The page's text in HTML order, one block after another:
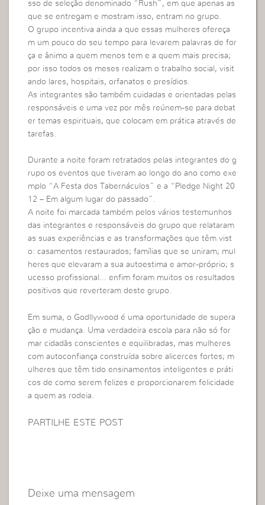
sso de seleção denominado “Rush”, em que apenas as
que se entregam e mostram isso, entram no grupo.
O grupo incentiva ainda a que essas mulheres ofereça
m um pouco do seu tempo para levarem palavras de for
ça e ânimo a quem menos tem e a quem mais precisa;
por isso todos os meses realizam o trabalho social, visit
ando lares, hospitais, orfanatos e presídios.
As integrantes são também cuidadas e orientadas pelas
responsáveis e uma vez por mês reúnem-se para debat
er temas espirituais, que colocam em prática através de
tarefas.
Durante a noite foram retratados pelas integrantes do g
rupo os eventos que tiveram ao longo do ano como exe
mplo “A Festa dos Tabernáculos” e a “Pledge Night 20
12 – Em algum lugar do passado”.
A noite foi marcada também pelos vários testemunhos
das integrantes e responsáveis do grupo que relataram
as suas experiências e as transformações que têm vist
o: casamentos restaurados; famílias que se uniram; mul
heres que elevaram a sua autoestima e amor-próprio; s
ucesso profissional… enfim foram muitos os resultados
positivos que reverteram deste grupo.
Em suma, o Godllywood é uma oportunidade de supera
ção e mudança. Uma verdadeira escola para não só for
mar cidadãs conscientes e equilibradas, mas mulheres
com autoconfiança construída sobre alicerces fortes; m
ulheres que têm tido ensinamentos inteligentes e práti
cos de como serem felizes e proporcionarem felicidade
a quem as rodeia.
PARTILHE ESTE POST
Deixe uma mensagem